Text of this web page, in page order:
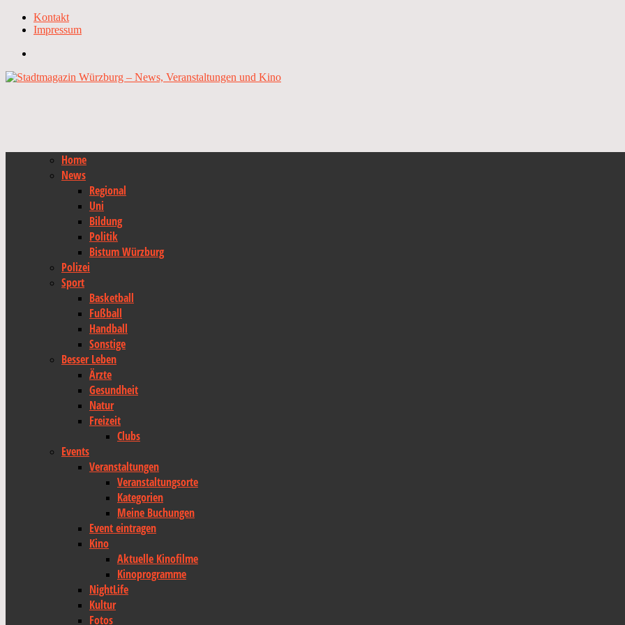
Kontakt
Impressum
Home
News
Regional
Uni
Bildung
Politik
Bistum Würzburg
Polizei
Sport
Basketball
Fußball
Handball
Sonstige
Besser Leben
Ärzte
Gesundheit
Natur
Freizeit
Clubs
Events
Veranstaltungen
Veranstaltungsorte
Kategorien
Meine Buchungen
Event eintragen
Kino
Aktuelle Kinofilme
Kinoprogramme
NightLife
Kultur
Fotos